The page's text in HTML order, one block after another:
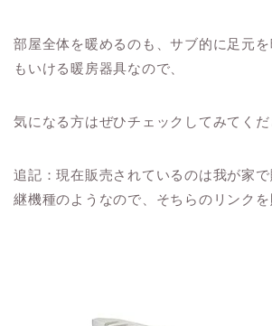
部屋全体を暖めるのも、サブ的に足元
もいける暖房器具なので、
気になる方はぜひチェックしてみてくだ
追記：現在販売されているのは我が家
継機種のようなので、そちらのリンク